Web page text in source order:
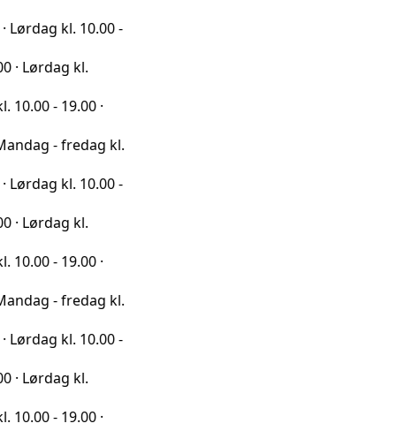
10.00 -
kl.
·
kl.
10.00 -
kl.
·
kl.
10.00 -
kl.
·